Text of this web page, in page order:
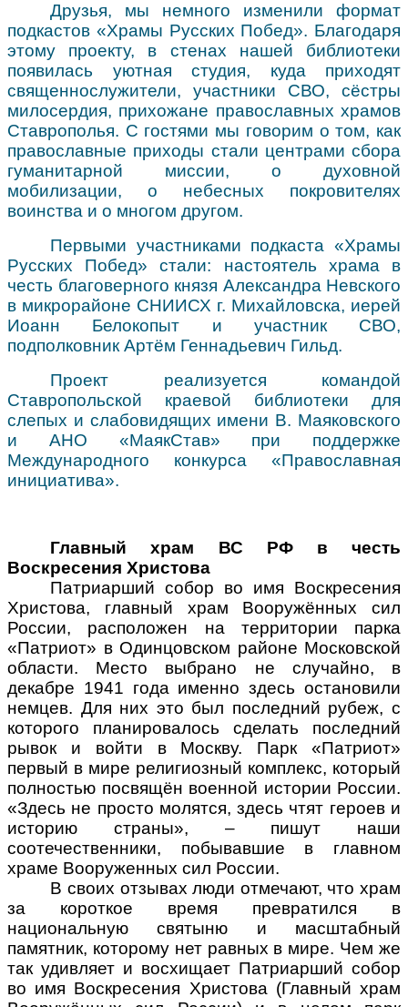
Друзья, мы немного изменили формат
подкастов «Храмы Русских Побед». Благодаря
этому проекту, в стенах нашей библиотеки
появилась уютная студия, куда приходят
священнослужители, участники СВО, сёстры
милосердия, прихожане православных храмов
Ставрополья. С гостями мы говорим о том, как
православные приходы стали центрами сбора
гуманитарной миссии, о духовной
мобилизации, о небесных покровителях
воинства и о многом другом.
Первыми участниками подкаста «Храмы
Русских Побед» стали: настоятель храма в
честь благоверного князя Александра Невского
в микрорайоне СНИИСХ г. Михайловска, иерей
Иоанн Белокопыт и участник СВО,
подполковник Артём Геннадьевич Гильд.
Проект реализуется командой
Ставропольской краевой библиотеки для
слепых и слабовидящих имени В. Маяковского
и АНО «МаякСтав» при поддержке
Международного конкурса «Православная
инициатива».
Главный храм ВС РФ в честь
Воскресения Христова
Патриарший собор во имя Воскресения
Христова, главный храм Вооружённых сил
России, расположен на территории парка
«Патриот» в Одинцовском районе Московской
области. Место выбрано не случайно, в
декабре 1941 года именно здесь остановили
немцев. Для них это был последний рубеж, с
которого планировалось сделать последний
рывок и войти в Москву. Парк «Патриот»
первый в мире религиозный комплекс, который
полностью посвящён военной истории России.
«Здесь не просто молятся, здесь чтят героев и
историю страны», – пишут наши
соотечественники, побывавшие в главном
храме Вооруженных сил России.
В своих отзывах люди отмечают, что храм
за короткое время превратился в
национальную святыню и масштабный
памятник, которому нет равных в мире. Чем же
так удивляет и восхищает Патриарший собор
во имя Воскресения Христова (Главный храм